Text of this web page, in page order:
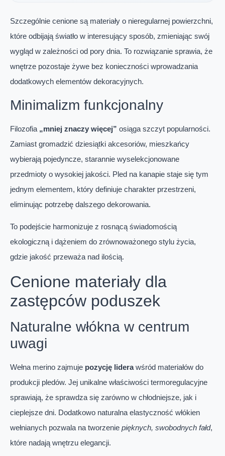
Szczególnie cenione są materiały o nieregularnej powierzchni,
które odbijają światło w interesujący sposób, zmieniając swój
wygląd w zależności od pory dnia. To rozwiązanie sprawia, że
wnętrze pozostaje żywe bez konieczności wprowadzania
dodatkowych elementów dekoracyjnych.
Minimalizm funkcjonalny
Filozofia „mniej znaczy więcej” osiąga szczyt popularności.
Zamiast gromadzić dziesiątki akcesoriów, mieszkańcy
wybierają pojedyncze, starannie wyselekcjonowane
przedmioty o wysokiej jakości. Pled na kanapie staje się tym
jednym elementem, który definiuje charakter przestrzeni,
eliminując potrzebę dalszego dekorowania.
To podejście harmonizuje z rosnącą świadomością
ekologiczną i dążeniem do zrównoważonego stylu życia,
gdzie jakość przeważa nad ilością.
Cenione materiały dla
zastępców poduszek
Naturalne włókna w centrum
uwagi
Wełna merino zajmuje pozycję liderawśród materiałów do
produkcji pledów. Jej unikalne właściwości termoregulacyjne
sprawiają, że sprawdza się zarówno w chłodniejsze, jak i
cieplejsze dni. Dodatkowo naturalna elastyczność włókien
wełnianych pozwala na tworzenie pięknych, swobodnych fałd,
które nadają wnętrzu elegancji.